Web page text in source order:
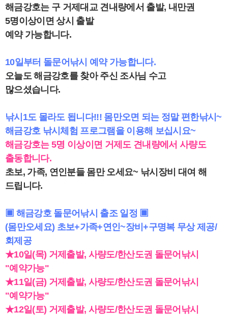
해금강호는 구 거제대교 견내량에서 출발, 내만권
5명이상이면 상시 출발
예약 가능합니다.
10일부터 돌문어낚시 예약 가능합니다.
오늘도 해금강호를 찾아 주신 조사님 수고
많으셨습니다.
낚시1도 몰라도 됩니다!!! 몸만오면 되는 정말 편한낚시~
해금강호 낚시체험 프로그램을 이용해 보십시요~
해금강호는 5명 이상이면 거제도 견내량에서 사량도
출동합니다.
초보, 가족, 연인분들 몸만 오세요~ 낚시장비 대여 해
드립니다.
▣ 해금강호 돌문어낚시 출조 일정 ▣
(몸만오세요) 초보+가족+연인~장비+구명복 무상 제공/
회제공
★10일(목) 거제출발, 사량도/한산도권 돌문어낚시
"예약가능"
★11일(금) 거제출발, 사량도/한산도권 돌문어낚시
"예약가능"
★12일(토) 거제출발, 사량도/한산도권 돌문어낚시